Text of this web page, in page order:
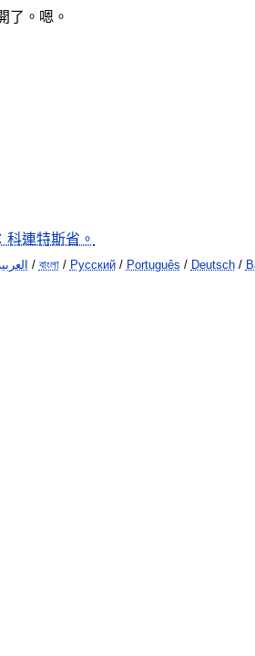
了。嗯。
科連特斯省。
/ বাংলা/ Русский/ Português / Deutsch/